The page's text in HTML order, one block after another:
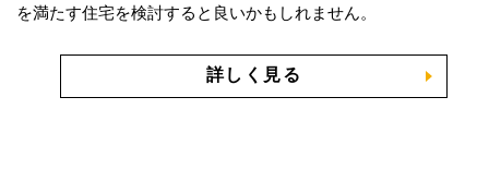
を満たす住宅を検討すると良いかもしれません。
詳しく見る